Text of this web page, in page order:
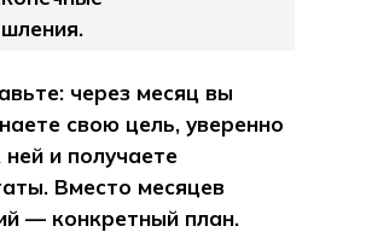
через месяц вы
свою цель, уверенно
ней и получаете
Вместо месяцев
— конкретный план.